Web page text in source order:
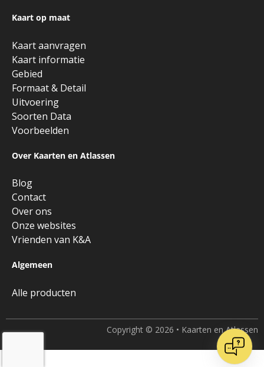
Kaart op maat
Kaart aanvragen
Kaart informatie
Gebied
Formaat & Detail
Uitvoering
Soorten Data
Voorbeelden
Over Kaarten en Atlassen
Blog
Contact
Over ons
Onze websites
Vrienden van K&A
Algemeen
Alle producten
Copyright © 2026 • Kaarten en Atlassen